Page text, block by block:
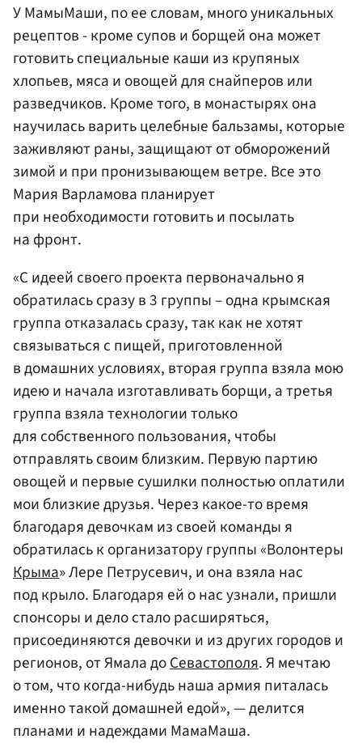
У МамыМаши, по ее словам, много уникальных
рецептов - кроме супов и борщей она может
готовить специальные каши из крупяных
хлопьев, мяса и овощей для снайперов или
разведчиков. Кроме того, в монастырях она
научилась варить целебные бальзамы, которые
заживляют раны, защищают от обморожений
зимой и при пронизывающем ветре. Все это
Мария Варламова планирует
при необходимости готовить и посылать
на фронт.
«С идеей своего проекта первоначально я
обратилась сразу в 3 группы – одна крымская
группа отказалась сразу, так как не хотят
связываться с пищей, приготовленной
в домашних условиях, вторая группа взяла мою
идею и начала изготавливать борщи, а третья
группа взяла технологии только
для собственного пользования, чтобы
отправлять своим близким. Первую партию
овощей и первые сушилки полностью оплатили
мои близкие друзья. Через какое-то время
благодаря девочкам из своей команды я
обратилась к организатору группы «Волонтеры
Крыма» Лере Петрусевич, и она взяла нас
под крыло. Благодаря ей о нас узнали, пришли
спонсоры и дело стало расширяться,
присоединяются девочки и из других городов и
регионов, от Ямала доСевастополя. Я мечтаю
о том, что когда-нибудь наша армия питалась
именно такой домашней едой», — делится
планами и надеждами МамаМаша.